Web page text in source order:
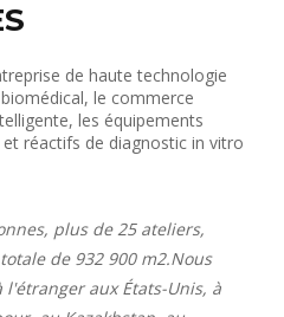
de haute technologie
le commerce
les équipements
réactifs de diagnostic in vitro
plus de 25 ateliers,
de 932 900 m2.Nous
l'étranger aux États-Unis, à